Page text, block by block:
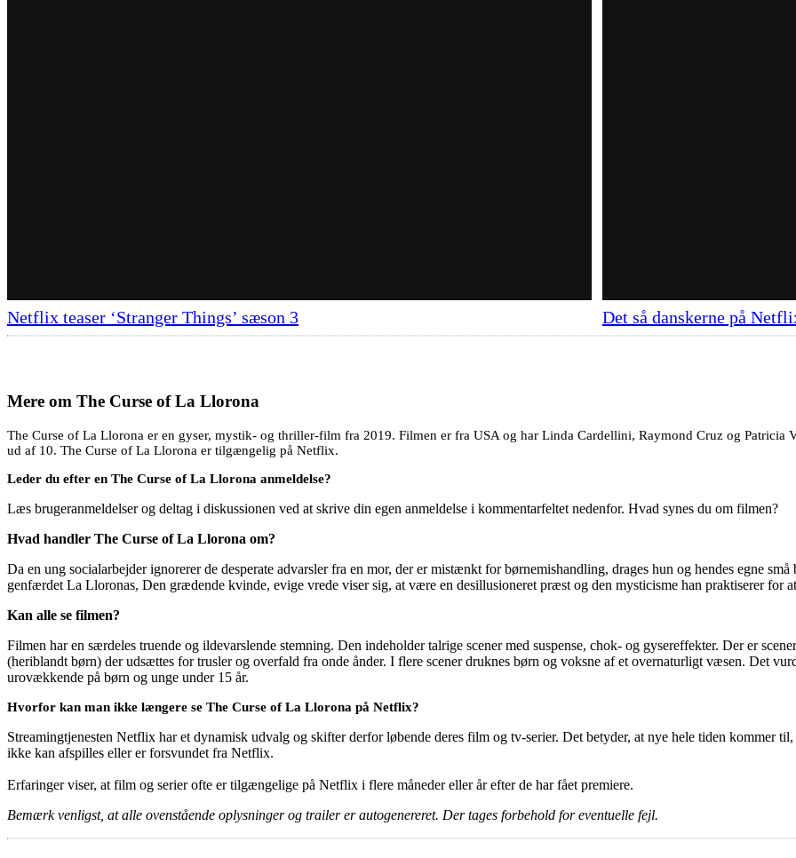
Netflix teaser ‘Stranger Things’ sæson 3 Det så danskerne på
Mere om The Curse of La Llorona
The Curse of La Llorona er en gyser, mystik- og thriller-film fra 2019. Filmen er fra USA og har Linda Cardellini, Raymond Cruz og Patricia
ud af 10. The Curse of La Llorona er tilgængelig på Netflix.
Leder du efter en The Curse of La Llorona anmeldelse?
Læs brugeranmeldelser og deltag i diskussionen ved at skrive din egen anmeldelse i kommentarfeltet nedenfor. Hvad synes du om filmen?
Hvad handler The Curse of La Llorona om?
Da en ung socialarbejder ignorerer de desperate advarsler fra en mor, der er mistænkt for børnemishandling, drages hun og hendes egne
genfærdet La Lloronas, Den grædende kvinde, evige vrede viser sig, at være en desillusioneret præst og den mysticisme han praktiserer for
Kan alle se filmen?
Filmen har en særdeles truende og ildevarslende stemning. Den indeholder talrige scener med suspense, chok- og gysereffekter. Der er
(heriblandt børn) der udsættes for trusler og overfald fra onde ånder. I flere scener druknes børn og voksne af et overnaturligt væsen. Det
urovækkende på børn og unge under 15 år.
Hvorfor kan man ikke længere se The Curse of La Llorona på Netflix?
Streamingtjenesten Netflix har et dynamisk udvalg og skifter derfor løbende deres film og tv-serier. Det betyder, at nye hele tiden kommer
ikke kan afspilles eller er forsvundet fra Netflix.
Erfaringer viser, at film og serier ofte er tilgængelige på Netflix i flere måneder eller år efter de har fået premiere.
Bemærk venligst, at alle ovenstående oplysninger og trailer er autogenereret. Der tages forbehold for eventuelle fejl.